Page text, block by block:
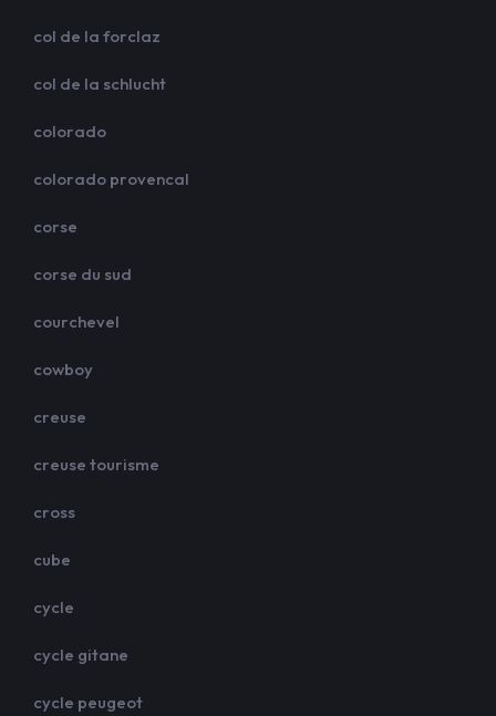
col de la forclaz
col de la schlucht
colorado
colorado provencal
corse
corse du sud
courchevel
cowboy
creuse
creuse tourisme
cross
cube
cycle
cycle gitane
cycle peugeot